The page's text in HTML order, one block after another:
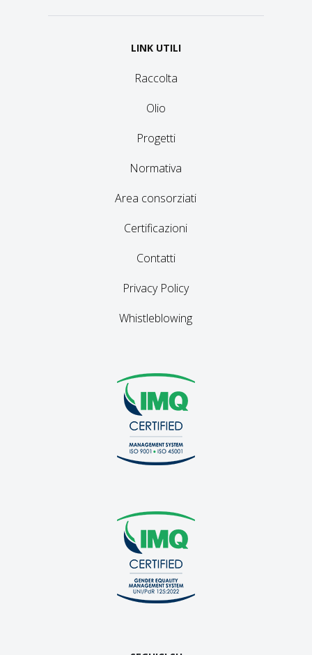
LINK UTILI
Raccolta
Olio
Progetti
Normativa
Area consorziati
Certificazioni
Contatti
Privacy Policy
Whistleblowing